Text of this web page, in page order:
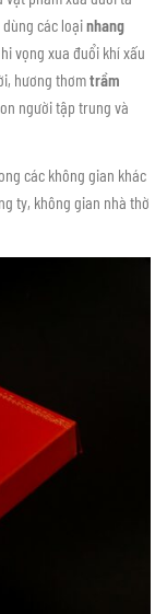
các loạinhang
vọng xua đuổi khí xấu
hương thơmtrầm
người tập trung và
các không gian khác
ty, không gian nhà thờ